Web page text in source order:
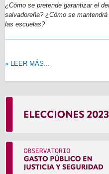
¿Cómo se pretende garantizar el
salvadoreña? ¿Cómo se
las escuelas?
» LEER MÁS...